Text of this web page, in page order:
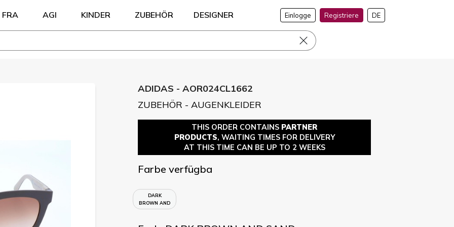
FRA AGI KINDER ZUBEHÖR DESIGNER Einlogge Registriere DE
ADIDAS - AOR024CL1662
ZUBEHÖR - AUGENKLEIDER
THIS ORDER CONTAINS PARTNER
PRODUCTS, WAITING TIMES FOR DELIVERY
AT THIS TIME CAN BE UP TO 2 WEEKS
Farbe verfügba
DARK
BROWN AND
SAND